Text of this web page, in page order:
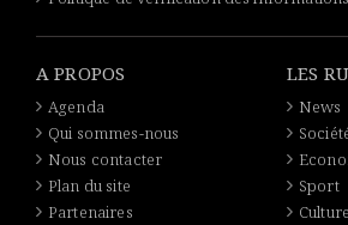
A PROPOS
Agenda
Qui sommes-nous
Nous contacter
Plan du site
Partenaires
LES
News
Sport
Culture